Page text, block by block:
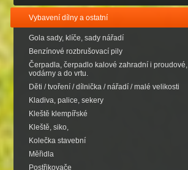
Vybavení dílny a ostatní
Gola sady, klíče, sady nářadí
Benzínové rozbrušovací pily
Čerpadla, čerpadlo kalové zahradní i proudové,
vodárny a do vrtu.
Děti / tvoření / dílnička / nářadí / malé velikosti
Kladiva, palice, sekery
Kleště klempířské
Kleště, siko,
Kolečka stavební
Měřidla
Postřikovače